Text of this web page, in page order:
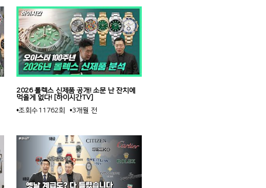
2026 롤렉스 신제품 공개! 소문 난 잔치에
먹을게 없다! [하이시간TV]
•조회수11762회 •3개월 전